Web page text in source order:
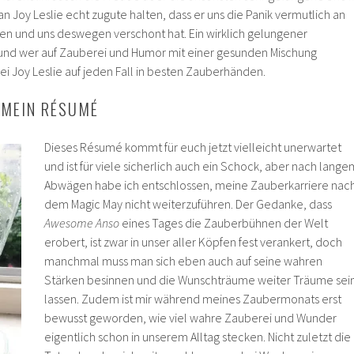
Joy Leslie echt zugute halten, dass er uns die Panik vermutlich an
und uns deswegen verschont hat. Ein wirklich gelungener
wer auf Zauberei und Humor mit einer gesunden Mischung
Joy Leslie auf jeden Fall in besten Zauberhänden.
RÉSUMÉ
Dieses Résumé kommt für euch jetzt vielleicht unerwartet
und ist für viele sicherlich auch ein Schock, aber nach
Abwägen habe ich entschlossen, meine Zauberkarriere
dem Magic May nicht weiterzuführen. Der Gedanke, dass
Awesome Anso eines Tages die Zauberbühnen der Welt
erobert, ist zwar in unser aller Köpfen fest verankert, doch
manchmal muss man sich eben auch auf seine wahren
Stärken besinnen und die Wunschträume weiter Träume
lassen. Zudem ist mir während meines Zaubermonats erst
bewusst geworden, wie viel wahre Zauberei und Wunder
eigentlich schon in unserem Alltag stecken. Nicht zuletzt die